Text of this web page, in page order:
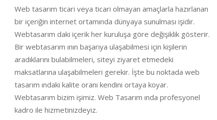
Web tasarım ticari veya ticari olmayan amaçlarla hazırlanan
bir içeriğin internet ortamında dünyaya sunulması işidir.
Webtasarım daki içerik her kuruluşa göre değişiklik gösterir.
Bir webtasarım ının başarıya ulaşabilmesi için kişilerin
aradıklarını bulabilmeleri, siteyi ziyaret etmedeki
maksatlarına ulaşabilmeleri gerekir. İşte bu noktada web
tasarım ındaki kalite oranı kendini ortaya koyar.
Webtasarım bizim işimiz. Web Tasarım ında profesyonel
kadro ile hizmetinizdeyiz.